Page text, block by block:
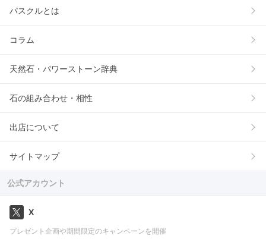
パスクルとは
コラム
天然石・パワーストーン辞典
石の組み合わせ・相性
出店について
サイトマップ
公式アカウント
X
プレゼント企画や期間限定のキャンペーンを開催